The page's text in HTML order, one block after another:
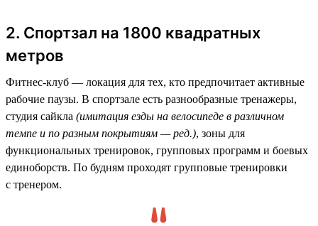
2. Спортзал на 1800 квадратных
метров
Фитнес-клуб — локация для тех, кто предпочитает активные
рабочие паузы. В спортзале есть разнообразные тренажеры,
студия сайкла (имитация езды на велосипеде в различном
темпе и по разным покрытиям — ред.), зоны для
функциональных тренировок, групповых программ и боевых
единоборств. По будням проходят групповые тренировки
с тренером.